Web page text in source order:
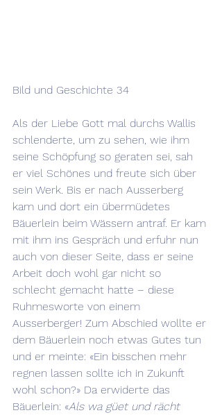
Bild und Geschichte 34
Als der Liebe Gott mal durchs Wallis
schlenderte, um zu sehen, wie ihm
seine Schöpfung so geraten sei, sah
er viel Schönes und freute sich über
sein Werk. Bis er nach Ausserberg
kam und dort ein übermüdetes
Bäuerlein beim Wässern antraf. Er kam
mit ihm ins Gespräch und erfuhr nun
auch von dieser Seite, dass er seine
Arbeit doch wohl gar nicht so
schlecht gemacht hatte – diese
Ruhmesworte von einem
Ausserberger! Zum Abschied wollte er
dem Bäuerlein noch etwas Gutes tun
und er meinte: «Ein bisschen mehr
regnen lassen sollte ich in Zukunft
wohl schon?» Da erwiderte das
Bäuerlein: «Als wa güet und rächt